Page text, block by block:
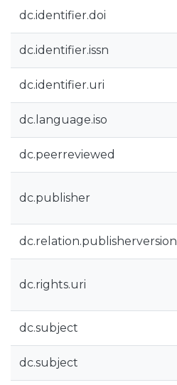
dc.identifier.doi
dc.identifier.issn
dc.identifier.uri
dc.language.iso
dc.peerreviewed
dc.publisher
dc.relation.publisherversion
dc.rights.uri
dc.subject
dc.subject